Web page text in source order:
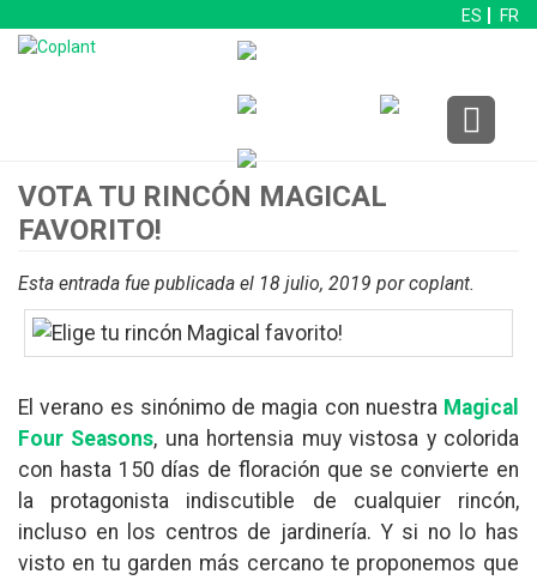
ES FR
VOTA TU RINCÓN MAGICAL
FAVORITO!
Esta entrada fue publicada el 18 julio, 2019 por coplant.
El verano es sinónimo de magia con nuestra Magical
Four Seasons, una hortensia muy vistosa y colorida
con hasta 150 días de floración que se convierte en
la protagonista indiscutible de cualquier rincón,
incluso en los centros de jardinería. Y si no lo has
visto en tu garden más cercano te proponemos que